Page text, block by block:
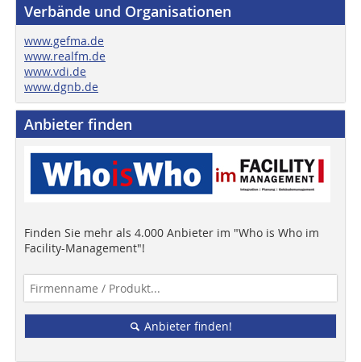
Verbände und Organisationen
www.gefma.de
www.realfm.de
www.vdi.de
www.dgnb.de
Anbieter finden
Finden Sie mehr als 4.000 Anbieter im "Who is Who im
Facility-Management"!
Anbieter finden!